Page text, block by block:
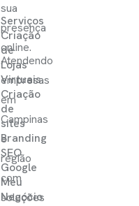
Serviços
Criação
de
Lojas
Virtuais
Criação
de
sites
Branding
SEO
Google
Meu
Negócio
sua
presença
online.
Atendendo
empresas
em
Campinas
e
região
com
soluções